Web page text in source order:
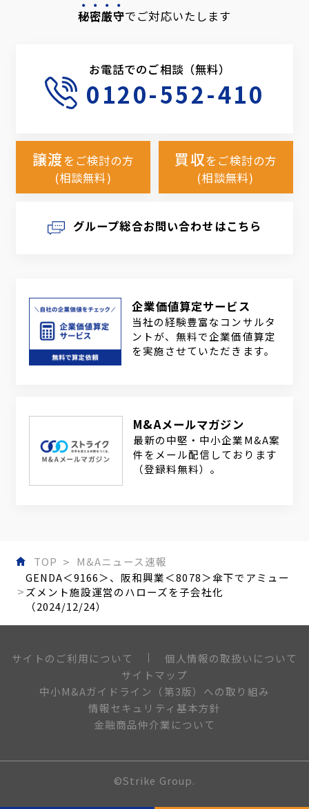
秘密厳守でご対応いたします
お電話でのご相談（無料）
0120-552-410
譲渡をご検討の方
(相談無料)
買収をご検討の方
(相談無料)
グループ総合お問い合わせはこちら
企業価値算定サービス
当社の経験豊富なコンサルタ
ントが、無料で企業価値算定
を実施させていただきます。
M&Aメールマガジン
最新の中堅・中小企業M&A案
件をメール配信しております
（登録料無料）。
TOP
M&Aニュース速報
GENDA＜9166＞、阪和興業＜8078＞傘下でアミュー
ズメント施設運営のハローズを子会社化
（2024/12/24）
サイトのご利用について
個人情報の取扱いについて
サイトマップ
中小M&Aガイドライン（第3版）への取り組み
情報セキュリティ基本方針
金融商品仲介業について
©Strike Group.